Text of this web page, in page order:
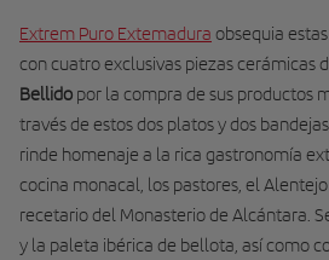
Extrem Puro Extemadura obsequia
con cuatro exclusivas piezas cerámicas
Bellido por la compra de sus productos
través de estos dos platos y dos
rinde homenaje a la rica gastronomía
cocina monacal, los pastores, el
recetario del Monasterio de Alcántara.
y la paleta ibérica de bellota, así como